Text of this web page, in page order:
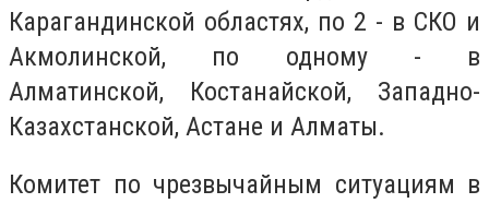
Карагандинской областях, по 2 - в СКО и
Акмолинской, по одному - в
Алматинской, Костанайской, Западно-
Казахстанской, Астане и Алматы.
Комитет по чрезвычайным ситуациям в